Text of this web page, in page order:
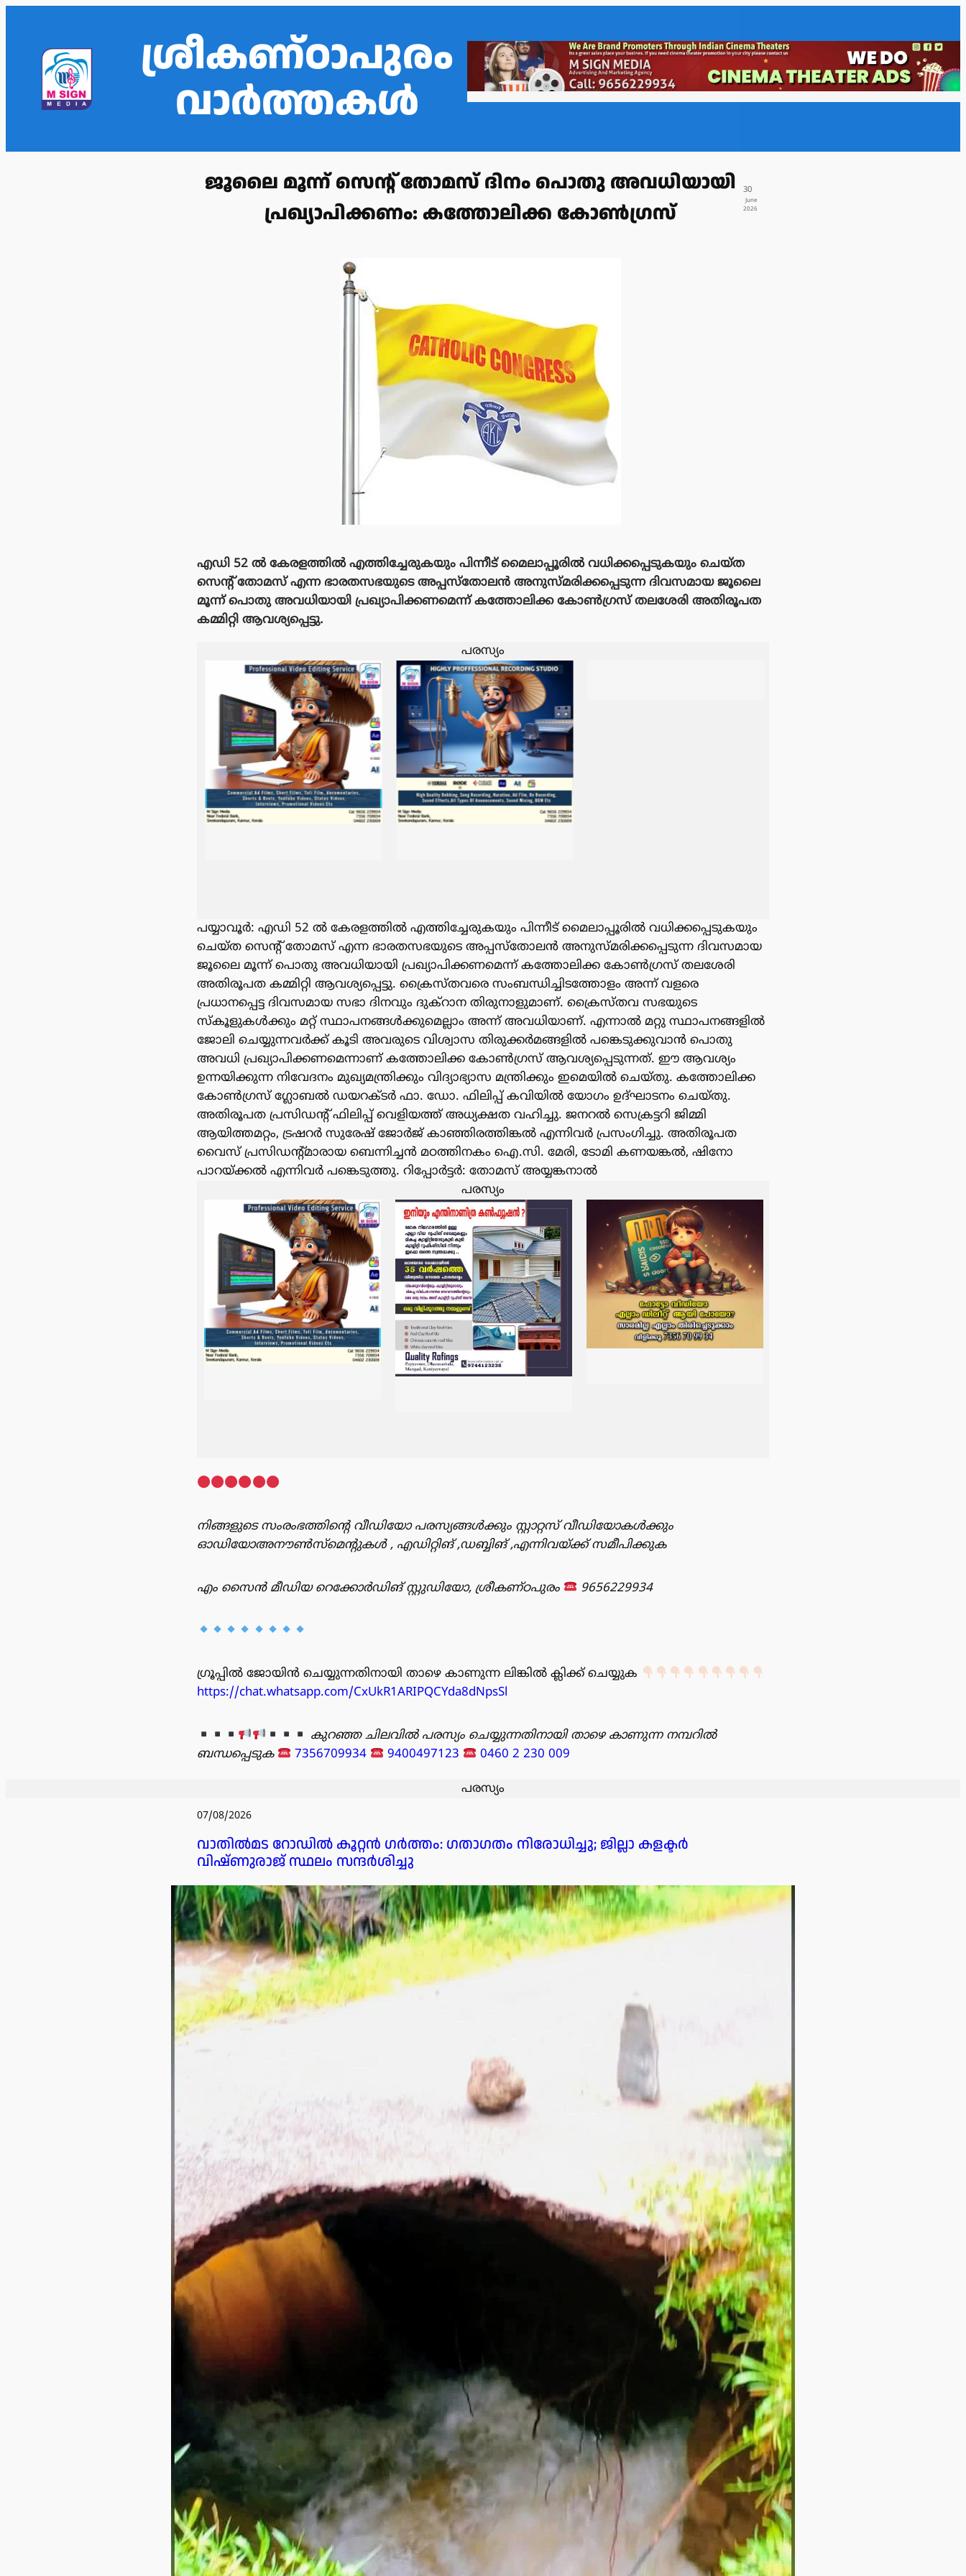
ശ്രീകണ്ഠാപുരം
വാർത്തകൾ
ജൂലൈ മൂന്ന് സെന്റ് തോമസ് ദിനം പൊതു അവധിയായി
പ്രഖ്യാപിക്കണം: കത്തോലിക്ക കോൺഗ്രസ്
30
June
2026
എഡി 52 ൽ കേരളത്തിൽ എത്തിച്ചേരുകയും പിന്നീട് മൈലാപ്പൂരിൽ വധിക്കപ്പെടുകയും ചെയ്ത
സെൻ്റ് തോമസ് എന്ന ഭാരതസഭയുടെ അപ്പസ്തോലൻ അനുസ്മരിക്കപ്പെടുന്ന ദിവസമായ ജൂലൈ
മൂന്ന് പൊതു അവധിയായി പ്രഖ്യാപിക്കണമെന്ന് കത്തോലിക്ക കോൺഗ്രസ് തലശേരി അതിരൂപത
കമ്മിറ്റി ആവശ്യപ്പെട്ടു.
പരസ്യം
പയ്യാവൂർ: എഡി 52 ൽ കേരളത്തിൽ എത്തിച്ചേരുകയും പിന്നീട് മൈലാപ്പൂരിൽ വധിക്കപ്പെടുകയും
ചെയ്ത സെൻ്റ് തോമസ് എന്ന ഭാരതസഭയുടെ അപ്പസ്തോലൻ അനുസ്മരിക്കപ്പെടുന്ന ദിവസമായ
ജൂലൈ മൂന്ന് പൊതു അവധിയായി പ്രഖ്യാപിക്കണമെന്ന് കത്തോലിക്ക കോൺഗ്രസ് തലശേരി
അതിരൂപത കമ്മിറ്റി ആവശ്യപ്പെട്ടു. ക്രൈസ്തവരെ സംബന്ധിച്ചിടത്തോളം അന്ന് വളരെ
പ്രധാനപ്പെട്ട ദിവസമായ സഭാ ദിനവും ദുക്റാന തിരുനാളുമാണ്. ക്രൈസ്തവ സഭയുടെ
സ്കൂളുകൾക്കും മറ്റ് സ്ഥാപനങ്ങൾക്കുമെല്ലാം അന്ന് അവധിയാണ്. എന്നാൽ മറ്റു സ്ഥാപനങ്ങളിൽ
ജോലി ചെയ്യുന്നവർക്ക് കൂടി അവരുടെ വിശ്വാസ തിരുക്കർമങ്ങളിൽ പങ്കെടുക്കുവാൻ പൊതു
അവധി പ്രഖ്യാപിക്കണമെന്നാണ് കത്തോലിക്ക കോൺഗ്രസ് ആവശ്യപ്പെടുന്നത്. ഈ ആവശ്യം
ഉന്നയിക്കുന്ന നിവേദനം മുഖ്യമന്ത്രിക്കും വിദ്യാഭ്യാസ മന്ത്രിക്കും ഇമെയിൽ ചെയ്തു. കത്തോലിക്ക
കോൺഗ്രസ് ഗ്ലോബൽ ഡയറക്ടർ ഫാ. ഡോ. ഫിലിപ്പ് കവിയിൽ യോഗം ഉദ്ഘാടനം ചെയ്തു.
അതിരൂപത പ്രസിഡൻ്റ് ഫിലിപ്പ് വെളിയത്ത് അധ്യക്ഷത വഹിച്ചു. ജനറൽ സെക്രട്ടറി ജിമ്മി
ആയിത്തമറ്റം, ട്രഷറർ സുരേഷ് ജോർജ് കാഞ്ഞിരത്തിങ്കൽ എന്നിവർ പ്രസംഗിച്ചു. അതിരൂപത
വൈസ് പ്രസിഡൻ്റ്മാരായ ബെന്നിച്ചൻ മഠത്തിനകം ഐ.സി. മേരി, ടോമി കണയങ്കൽ, ഷിനോ
പാറയ്ക്കൽ എന്നിവർ പങ്കെടുത്തു. റിപ്പോർട്ടർ: തോമസ് അയ്യങ്കനാൽ
പരസ്യം
നിങ്ങളുടെ സംരംഭത്തിൻ്റെ വീഡിയോ പരസ്യങ്ങൾക്കും സ്റ്റാറ്റസ് വീഡിയോകൾക്കും
ഓഡിയോഅനൗൺസ്‌മെന്റുകൾ , എഡിറ്റിങ് ,ഡബ്ബിങ് ,എന്നിവയ്ക്ക് സമീപിക്കുക
എം സൈൻ മീഡിയ റെക്കോർഡിങ് സ്റ്റുഡിയോ, ശ്രീകണ്ഠപുരം 9656229934
ഗ്രൂപ്പിൽ ജോയിൻ ചെയ്യുന്നതിനായി താഴെ കാണുന്ന ലിങ്കിൽ ക്ലിക്ക് ചെയ്യുക
https://chat.whatsapp.com/CxUkR1ARIPQCYda8dNpsSl
കുറഞ്ഞ ചിലവിൽ പരസ്യം ചെയ്യുന്നതിനായി താഴെ കാണുന്ന നമ്പറിൽ
ബന്ധപ്പെടുക
7356709934 9400497123 0460 2 230 009
പരസ്യം
07/08/2026
വാതിൽമട റോഡിൽ കൂറ്റൻ ഗർത്തം: ഗതാഗതം നിരോധിച്ചു; ജില്ലാ കളക്ടർ
വിഷ്ണുരാജ് സ്ഥലം സന്ദർശിച്ചു